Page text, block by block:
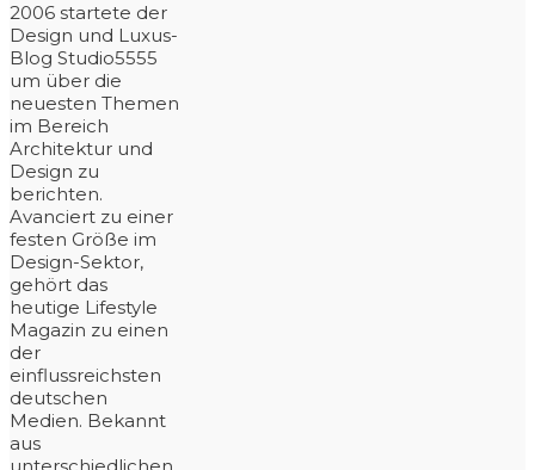
2006 startete der
Design und Luxus-
Blog Studio5555
um über die
neuesten Themen
im Bereich
Architektur und
Design zu
berichten.
Avanciert zu einer
festen Größe im
Design-Sektor,
gehört das
heutige Lifestyle
Magazin zu einen
der
einflussreichsten
deutschen
Medien. Bekannt
aus